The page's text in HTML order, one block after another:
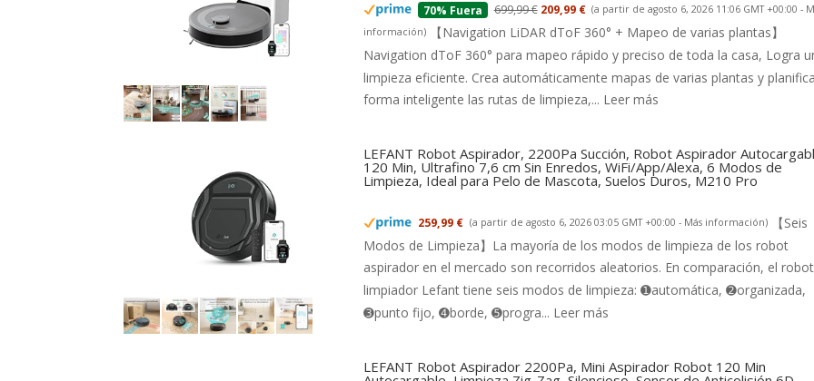
70% Fuera 699,99 € 209,99 € (a partir de agosto 6, 2026 11:06 GMT +00:00 -
información)
【Navigation LiDAR dToF 360° + Mapeo de varias plantas】
Navigation dToF 360° para mapeo rápido y preciso de toda la casa, Logra
limpieza eficiente. Crea automáticamente mapas de varias plantas y
forma inteligente las rutas de limpieza,... Leer más
LEFANT Robot Aspirador, 2200Pa Succión, Robot Aspirador
120 Min, Ultrafino 7,6 cm Sin Enredos, WiFi/App/Alexa, 6 Modos de
Limpieza, Ideal para Pelo de Mascota, Suelos Duros, M210 Pro
259,99 € (a partir de agosto 6, 2026 03:05 GMT +00:00 - Más información)
【Seis
Modos de Limpieza】La mayoría de los modos de limpieza de los robot
aspirador en el mercado son recorridos aleatorios. En comparación, el robot
limpiador Lefant tiene seis modos de limpieza: ➊automática, ➋organizada,
➌punto fijo, ➍borde, ➎progra... Leer más
LEFANT Robot Aspirador 2200Pa, Mini Aspirador Robot 120 Min